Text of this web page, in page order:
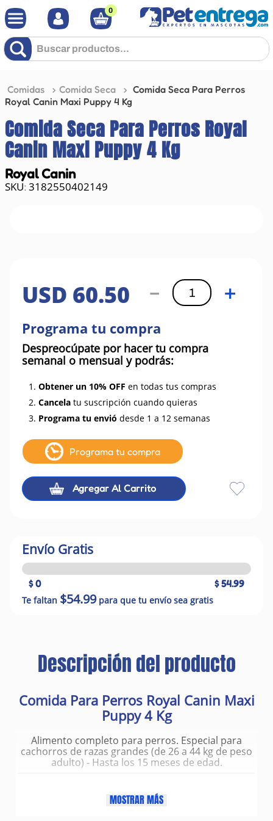
0
Buscar productos...
Comidas Comida Seca
Comida Seca Para Perros
Royal Canin Maxi Puppy 4 Kg
Comida Seca Para Perros Royal
Canin Maxi Puppy 4 Kg
Royal Canin
: 3182550402149
USD 60.50 ＋
－
Programa tu compra
Despreocúpate por hacer tu compra
semanal o mensual y podrás:
1. Obtener un 10% OFF en todas tus compras
2. Cancela tu suscripción cuando quieras
3. Programa tu envió desde 1 a 12 semanas
Programa tu compra
Agregar Al Carrito
Envío Gratis
$ 0 $ 54.99
Te faltan $54.99para que tu envío sea gratis
Descripción del producto
Comida Para Perros Royal Canin Maxi
Puppy 4 Kg
Alimento completo para perros. Especial para
cachorros de razas grandes (de 26 a 44 kg de peso
adulto) - Hasta los 15 meses de edad.
Beneficios
MOSTRAR MÁS